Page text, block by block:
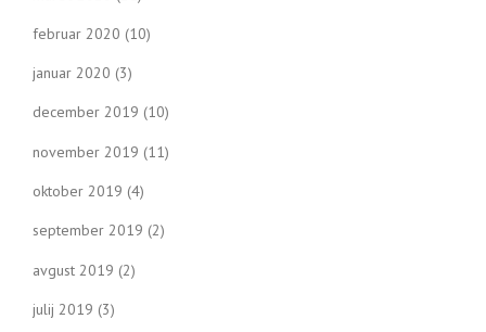
februar 2020 (10)
januar 2020 (3)
december 2019 (10)
november 2019 (11)
oktober 2019 (4)
september 2019 (2)
avgust 2019 (2)
julij 2019 (3)